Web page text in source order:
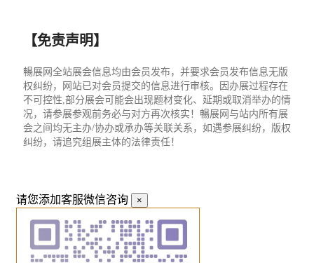
【免责声明】
暢展网全站展会信息均由会员发布，并要求会员发布信息无版
权纠纷，网站已对会员提交的信息进行审核。因办展过程存在
不可控性,部分展会可能会出现题材变化、延期或取消举办的情
况，请参展参观前务必与对方再次核实！暢展网与站内所有展
会之间均无主办/协办或承办等关联关系，如遇参展纠纷，版权
纠纷，请追究组展主体的法律责任！
请您添加客服微信咨询 ×